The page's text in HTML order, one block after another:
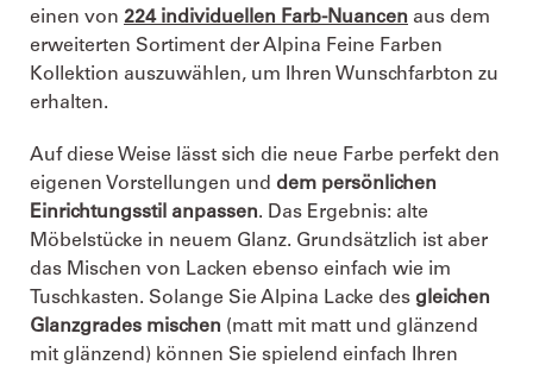
einen von 224 individuellen Farb-Nuancen aus dem
erweiterten Sortiment der Alpina Feine Farben
Kollektion auszuwählen, um Ihren Wunschfarbton zu
erhalten.
Auf diese Weise lässt sich die neue Farbe perfekt den
eigenen Vorstellungen und dem persönlichen
Einrichtungsstil anpassen. Das Ergebnis: alte
Möbelstücke in neuem Glanz. Grundsätzlich ist aber
das Mischen von Lacken ebenso einfach wie im
Tuschkasten. Solange Sie Alpina Lacke des gleichen
Glanzgrades mischen (matt mit matt und glänzend
mit glänzend) können Sie spielend einfach Ihren